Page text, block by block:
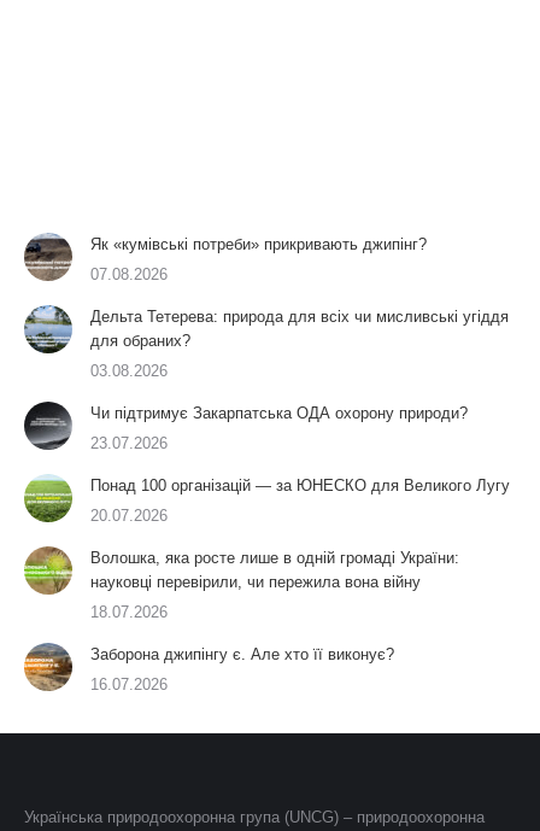
Як «кумівські потреби» прикривають джипінг?
07.08.2026
Дельта Тетерева: природа для всіх чи мисливські угіддя
для обраних?
03.08.2026
Чи підтримує Закарпатська ОДА охорону природи?
23.07.2026
Понад 100 організацій — за ЮНЕСКО для Великого Лугу
20.07.2026
Волошка, яка росте лише в одній громаді України:
науковці перевірили, чи пережила вона війну
18.07.2026
Заборона джипінгу є. Але хто її виконує?
16.07.2026
Українська природоохоронна група (UNCG) – природоохоронна